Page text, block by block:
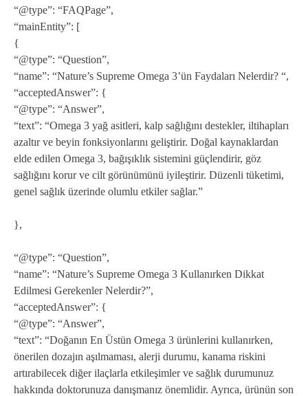
“@type”: “FAQPage”,
“mainEntity”: [
{
“@type”: “Question”,
“name”: “Nature’s Supreme Omega 3’ün Faydaları Nelerdir? “,
“acceptedAnswer”: {
“@type”: “Answer”,
“text”: “Omega 3 yağ asitleri, kalp sağlığını destekler, iltihapları
azaltır ve beyin fonksiyonlarını geliştirir. Doğal kaynaklardan
elde edilen Omega 3, bağışıklık sistemini güçlendirir, göz
sağlığını korur ve cilt görünümünü iyileştirir. Düzenli tüketimi,
genel sağlık üzerinde olumlu etkiler sağlar.”
},
“@type”: “Question”,
“name”: “Nature’s Supreme Omega 3 Kullanırken Dikkat
Edilmesi Gerekenler Nelerdir?”,
“acceptedAnswer”: {
“@type”: “Answer”,
“text”: “Doğanın En Üstün Omega 3 ürünlerini kullanırken,
önerilen dozajın aşılmaması, alerji durumu, kanama riskini
artırabilecek diğer ilaçlarla etkileşimler ve sağlık durumunuz
hakkında doktorunuza danışmanız önemlidir. Ayrıca, ürünün son